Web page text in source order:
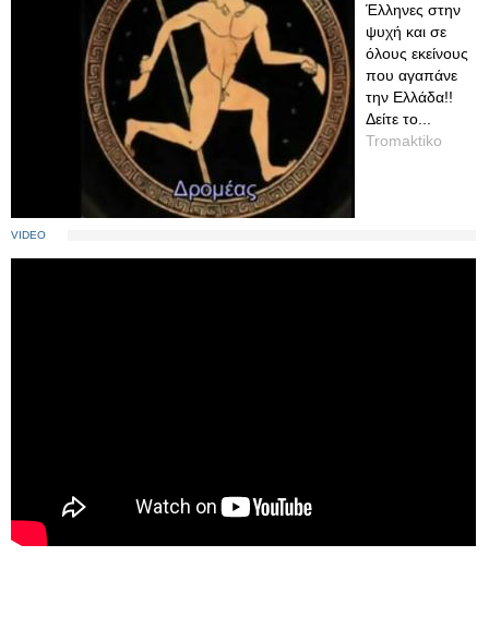
Έλληνες στην
ψυχή και σε
όλους εκείνους
που αγαπάνε
την Ελλάδα!!
Δείτε το...
Tromaktiko
VIDEO